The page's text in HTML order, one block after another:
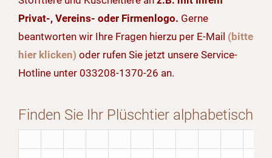
Privat-, Vereins- oder Firmenlogo. Gerne
beantworten wir Ihre Fragen hierzu per E-Mail (bitte
hier klicken) oder rufen Sie jetzt unsere Service-
Hotline unter 033208-1370-26 an.
Finden Sie Ihr Plüschtier alphabetisch